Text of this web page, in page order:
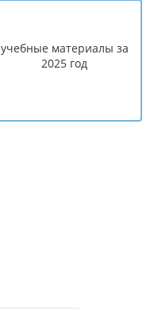
учебные материалы за
2025 год